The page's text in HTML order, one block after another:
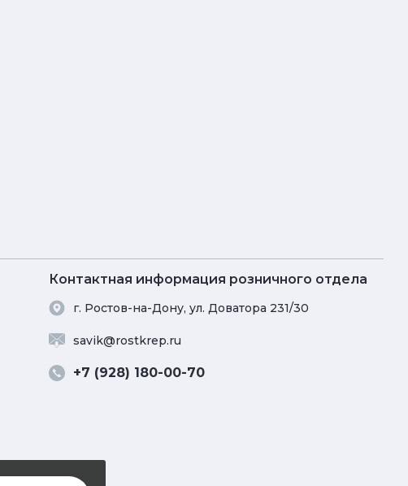
Контактная информация розничного отдела
г. Ростов-на-Дону, ул. Доватора 231/30
savik@rostkrep.ru
+7 (928) 180-00-70